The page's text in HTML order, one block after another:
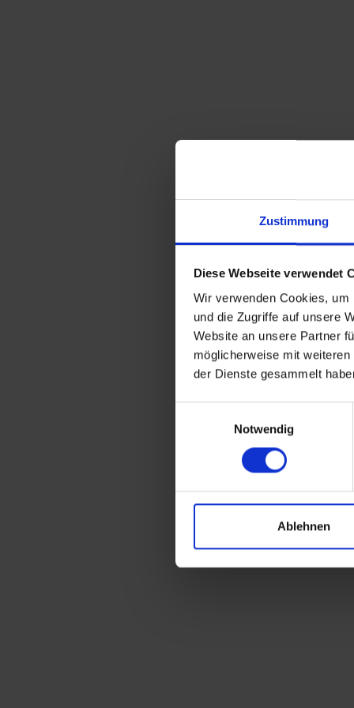
Zustimmung
Diese Webseite verwendet
Wir verwenden Cookies,
und die Zugriffe auf unsere
Website an unsere Partner
möglicherweise mit
der Dienste gesammelt
Notwendig
Ablehnen